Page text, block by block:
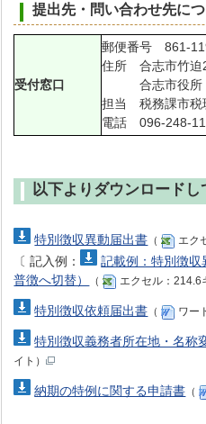
提出先・問い合わせ先に
受付窓口
郵便番号 861-
住所 合志市竹
合志市役所
担当 税務課市税
電話 096-248-
以下よりダウンロード
特別徴収異動届出書 （ エク
〔記入例：
記載例：特別徴収
普徴へ切替）
（ エクセル：214.6
特別徴収依頼届出書 （ ワー
特別徴収義務者所在地・名称
イト）
納期の特例に関する申請書 （